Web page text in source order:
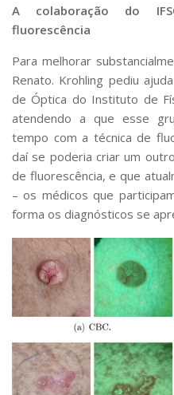
A colaboração do
fluorescência
Para melhorar
Renato. Krohling pediu
de Óptica do Instituto de
atendendo a que esse
tempo com a técnica de
daí se poderia criar um
de fluorescência, e que
– os médicos que
forma os diagnósticos se